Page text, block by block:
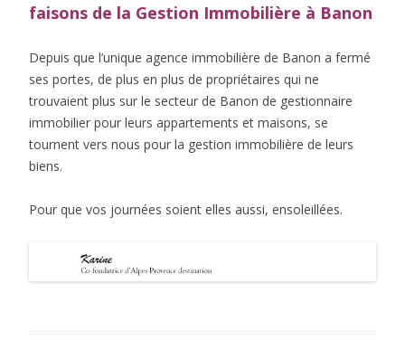
faisons de la Gestion Immobilière à Banon
Depuis que l’unique agence immobilière de Banon a fermé
ses portes, de plus en plus de propriétaires qui ne
trouvaient plus sur le secteur de Banon de gestionnaire
immobilier pour leurs appartements et maisons, se
tournent vers nous pour la gestion immobilière de leurs
biens.
Pour que vos journées soient elles aussi, ensoleillées.